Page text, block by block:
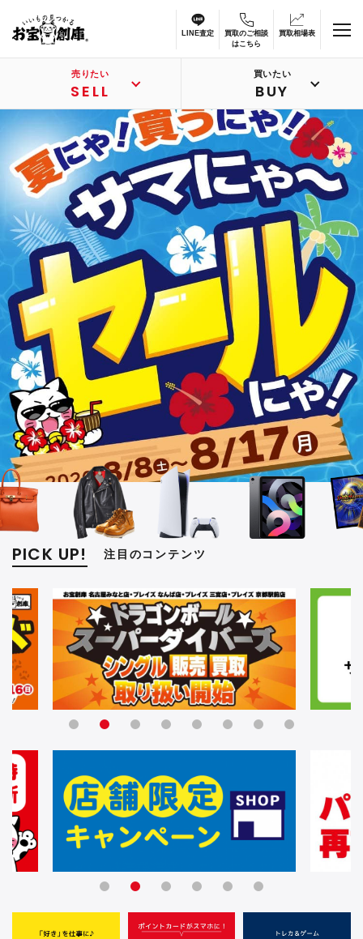
LINE査定
買取のご相談
はこちら
買取相場表
売りたい
SELL
買いたい
BUY
PICK UP! 注目のコンテンツ